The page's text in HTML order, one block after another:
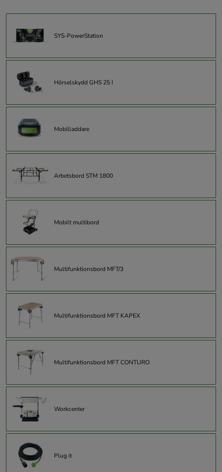
SYS-PowerStation
Hörselskydd GHS 25 I
Mobilladdare
Arbetsbord STM 1800
Mobilt multibord
Multifunktionsbord MFT/3
Multifunktionsbord MFT KAPEX
Multifunktionsbord MFT CONTURO
Workcenter
Plug it